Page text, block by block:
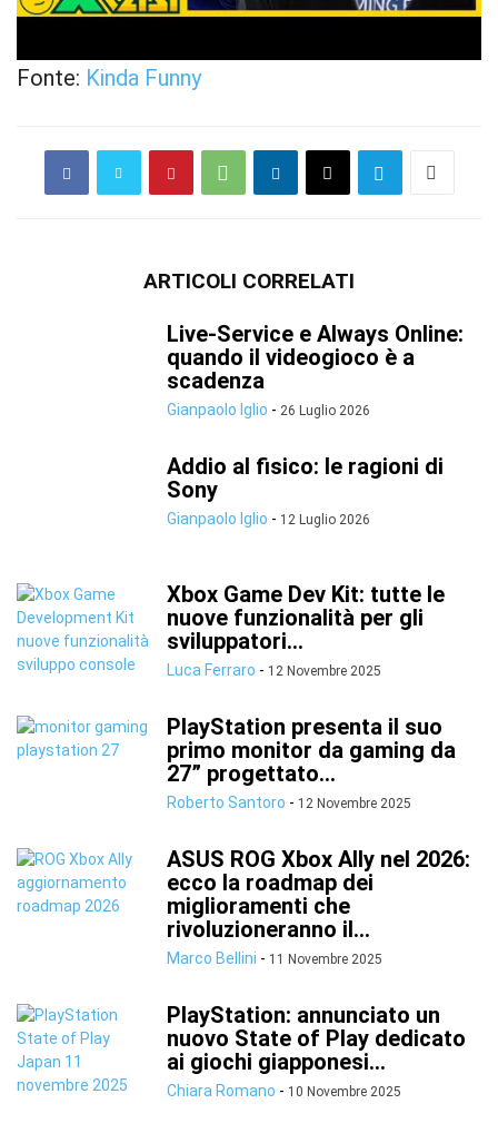
Fonte: Kinda Funny
ARTICOLI CORRELATI
Live-Service e Always Online:
quando il videogioco è a
scadenza
Gianpaolo Iglio - 26 Luglio 2026
Addio al fisico: le ragioni di
Sony
Gianpaolo Iglio - 12 Luglio 2026
Xbox Game Dev Kit: tutte le
nuove funzionalità per gli
sviluppatori...
Luca Ferraro - 12 Novembre 2025
PlayStation presenta il suo
primo monitor da gaming da
27” progettato...
Roberto Santoro - 12 Novembre 2025
ASUS ROG Xbox Ally nel 2026:
ecco la roadmap dei
miglioramenti che
rivoluzioneranno il...
Marco Bellini - 11 Novembre 2025
PlayStation: annunciato un
nuovo State of Play dedicato
ai giochi giapponesi...
Chiara Romano - 10 Novembre 2025